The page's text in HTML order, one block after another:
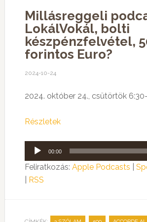
Millásreggeli
LokálVokál, bolti
készpénzfelvétel,
forintos Euro?
2024-10-24
2024. október 24., csütörtök
Részletek
Audió
lejátszó
00:00
Feliratkozás: Apple Podcasts
RSS